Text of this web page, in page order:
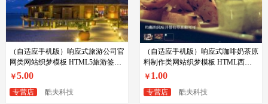
（自适应手机版）响应式旅游公司官
网类网站织梦模板 HTML5旅游签证
公司网站源码下载
￥5.00
专营店 酷夫科技
（自适应手机版）响应式咖啡奶茶原
料制作类网站织梦模板 HTML西餐
点心茶饮类网站源码
￥ 1.00
专营店 酷夫科技